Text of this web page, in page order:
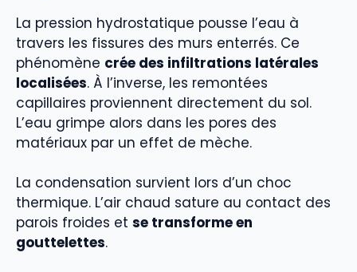
La pression hydrostatique pousse l’eau à
travers les fissures des murs enterrés. Ce
phénomène crée des infiltrations latérales
localisées. À l’inverse, les remontées
capillaires proviennent directement du sol.
L’eau grimpe alors dans les pores des
matériaux par un effet de mèche.
La condensation survient lors d’un choc
thermique. L’air chaud sature au contact des
parois froides et se transforme en
gouttelettes.